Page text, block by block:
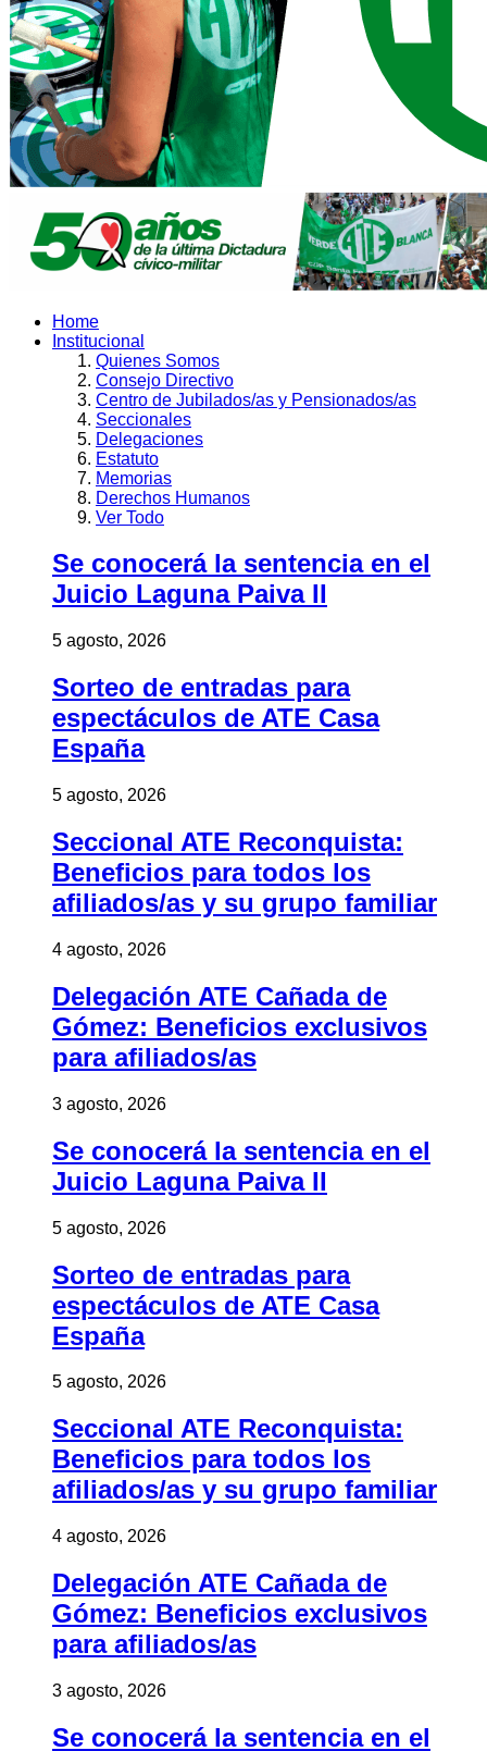
Home
Institucional
Quienes Somos
Consejo Directivo
Centro de Jubilados/as y Pensionados/as
Seccionales
Delegaciones
Estatuto
Memorias
Derechos Humanos
Ver Todo
Se conocerá la sentencia en el
Juicio Laguna Paiva II
5 agosto, 2026
Sorteo de entradas para
espectáculos de ATE Casa
España
5 agosto, 2026
Seccional ATE Reconquista:
Beneficios para todos los
afiliados/as y su grupo familiar
4 agosto, 2026
Delegación ATE Cañada de
Gómez: Beneficios exclusivos
para afiliados/as
3 agosto, 2026
Se conocerá la sentencia en el
Juicio Laguna Paiva II
5 agosto, 2026
Sorteo de entradas para
espectáculos de ATE Casa
España
5 agosto, 2026
Seccional ATE Reconquista:
Beneficios para todos los
afiliados/as y su grupo familiar
4 agosto, 2026
Delegación ATE Cañada de
Gómez: Beneficios exclusivos
para afiliados/as
3 agosto, 2026
Se conocerá la sentencia en el